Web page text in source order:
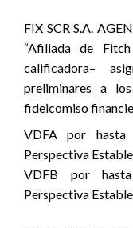
FIX SCR S.A.
“Afiliada de
calificadora–
preliminares a
fideicomiso
VDFA por hasta
Perspectiva Estable
VDFB por hasta
Perspectiva Estable